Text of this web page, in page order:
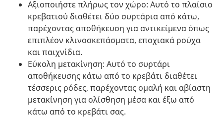
Αξιοποιήστε πλήρως τον χώρο: Αυτό το πλαίσιο
κρεβατιού διαθέτει δύο συρτάρια από κάτω,
παρέχοντας αποθήκευση για αντικείμενα όπως
επιπλέον κλινοσκεπάσματα, εποχιακά ρούχα
και παιχνίδια.
Εύκολη μετακίνηση: Αυτό το συρτάρι
αποθήκευσης κάτω από το κρεβάτι διαθέτει
τέσσερις ρόδες, παρέχοντας ομαλή και αβίαστη
μετακίνηση για ολίσθηση μέσα και έξω από
κάτω από το κρεβάτι σας.